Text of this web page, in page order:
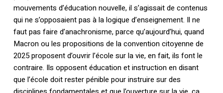
mouvements d’éducation nouvelle, il s’agissait de contenus
qui ne s’opposaient pas à la logique d’enseignement. Il ne
faut pas faire d’anachronisme, parce qu’aujourd’hui, quand
Macron ou les propositions de la convention citoyenne de
2025 proposent d’ouvrir l’école sur la vie, en fait, ils font le
contraire. Ils opposent éducation et instruction en disant
que l’école doit rester pénible pour instruire sur des